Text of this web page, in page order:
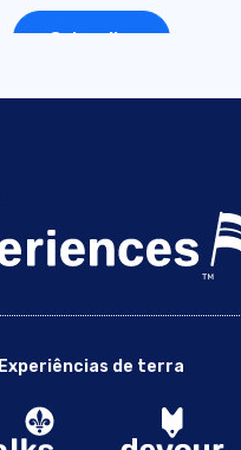
Experiências de terra